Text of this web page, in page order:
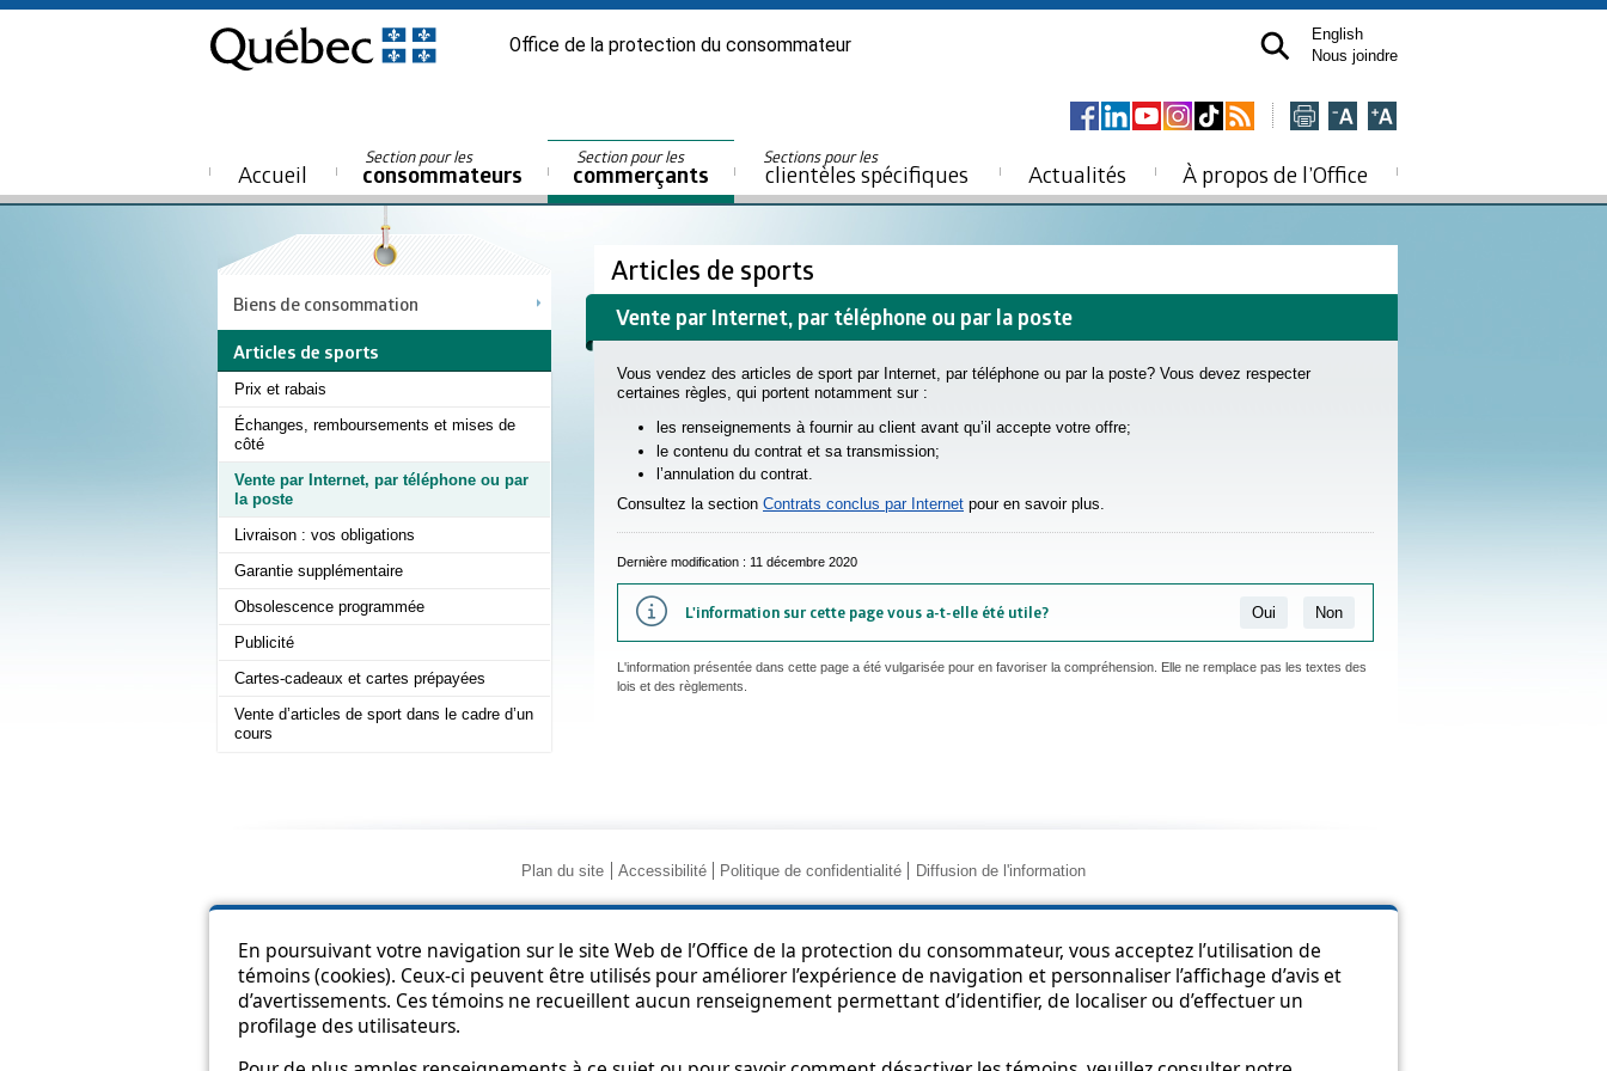
En poursuivant votre navigation sur le site Web de l’Office de la protection du consommateur, vous acceptez l’utilisation de
témoins (cookies). Ceux-ci peuvent être utilisés pour améliorer l’expérience de navigation et personnaliser l’affichage d’avis et
d’avertissements. Ces témoins ne recueillent aucun renseignement permettant d’identifier, de localiser ou d’effectuer un
profilage des utilisateurs.
Office de la protection du consommateur
English
Nous joindre
Accueil
Section pour les
consommateurs
Section pour les
commerçants
Sections pour les
clientèles spécifiques Actualités À propos de l’Office
Biens de consommation
Articles de sports
Prix et rabais
Échanges, remboursements et mises de
côté
Vente par Internet, par téléphone ou par
la poste
Livraison : vos obligations
Garantie supplémentaire
Obsolescence programmée
Publicité
Cartes-cadeaux et cartes prépayées
Vente d’articles de sport dans le cadre d’un
cours
Articles de sports
Vente par Internet, par téléphone ou par la poste
Vous vendez des articles de sport par Internet, par téléphone ou par la poste? Vous devez respecter
certaines règles, qui portent notamment sur :
les renseignements à fournir au client avant qu’il accepte votre offre;
le contenu du contrat et sa transmission;
l’annulation du contrat.
Consultez la section Contrats conclus par Internet pour en savoir plus.
Dernière modification : 11 décembre 2020
L'information sur cette page vous a-t-elle été utile? Oui Non
L'information présentée dans cette page a été vulgarisée pour en favoriser la compréhension. Elle ne remplace pas les textes des
lois et des règlements.
Plan du site Accessibilité Politique de confidentialité Diffusion de l'information